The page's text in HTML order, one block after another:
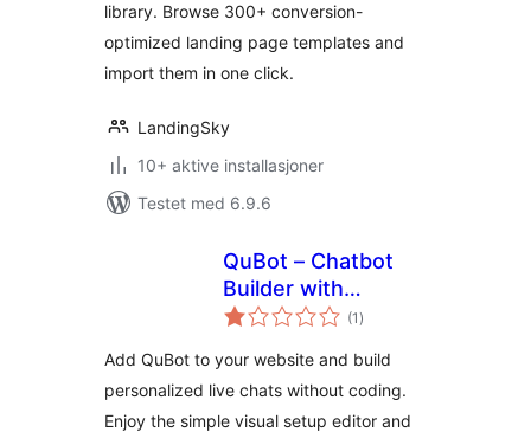
library. Browse 300+ conversion-
optimized landing page templates and
import them in one click.
LandingSky
10+ aktive installasjoner
Testet med 6.9.6
QuBot – Chatbot
Builder with
Templates
(1 totale
vurderinger
)
Add QuBot to your website and build
personalized live chats without coding.
Enjoy the simple visual setup editor and